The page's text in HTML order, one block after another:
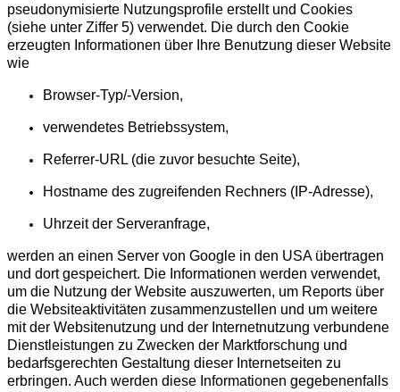
pseudonymisierte Nutzungsprofile erstellt und Cookies
(siehe unter Ziffer 5) verwendet. Die durch den Cookie
erzeugten Informationen über Ihre Benutzung dieser Website
wie
Browser-Typ/-Version,
verwendetes Betriebssystem,
Referrer-URL (die zuvor besuchte Seite),
Hostname des zugreifenden Rechners (IP-Adresse),
Uhrzeit der Serveranfrage,
werden an einen Server von Google in den USA übertragen
und dort gespeichert. Die Informationen werden verwendet,
um die Nutzung der Website auszuwerten, um Reports über
die Websiteaktivitäten zusammenzustellen und um weitere
mit der Websitenutzung und der Internetnutzung verbundene
Dienstleistungen zu Zwecken der Marktforschung und
bedarfsgerechten Gestaltung dieser Internetseiten zu
erbringen. Auch werden diese Informationen gegebenenfalls